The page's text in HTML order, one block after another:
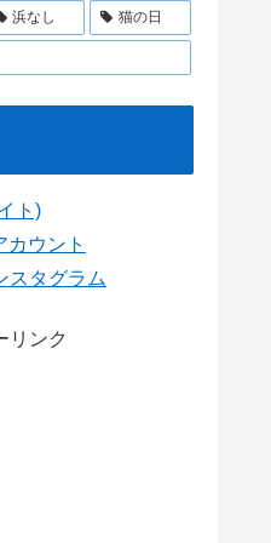
浜なし 猫の日
ト)
カウント
スタグラム
リンク